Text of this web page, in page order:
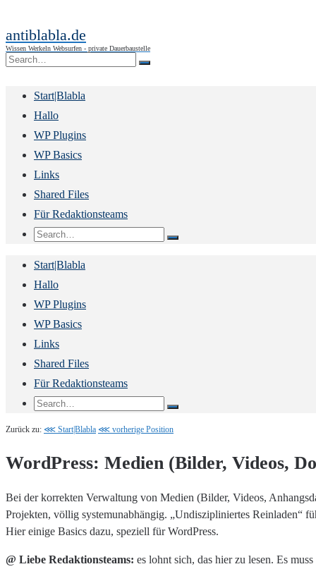
antiblabla.de
Wissen Werkeln Websurfen - private Dauerbaustelle
Start|Blabla
Hallo
WP Plugins
WP Basics
Links
Shared Files
Für Redaktionsteams
Start|Blabla
Hallo
WP Plugins
WP Basics
Links
Shared Files
Für Redaktionsteams
Zurück zu: ⋘ Start|Blabla ⋘ vorherige Position
WordPress: Medien (Bilder, Videos,
Bei der korrekten Verwaltung von Medien (Bilder, Videos,
Projekten, völlig systemunabhängig. „Undiszipliniertes Reinladen“
Hier einige Basics dazu, speziell für WordPress.
@ Liebe Redaktionsteams: es lohnt sich, das hier zu lesen. Es